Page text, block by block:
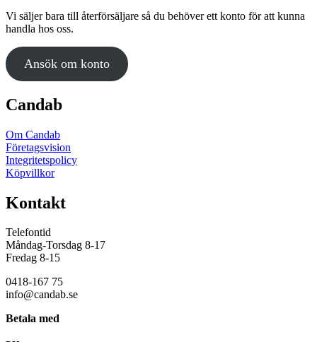
Vi säljer bara till återförsäljare så du behöver ett konto för att kunna
handla hos oss.
Ansök om konto
Candab
Om Candab
Företagsvision
Integritetspolicy
Köpvillkor
Kontakt
Telefontid
Måndag-Torsdag 8-17
Fredag 8-15
0418-167 75
info@candab.se
Betala med